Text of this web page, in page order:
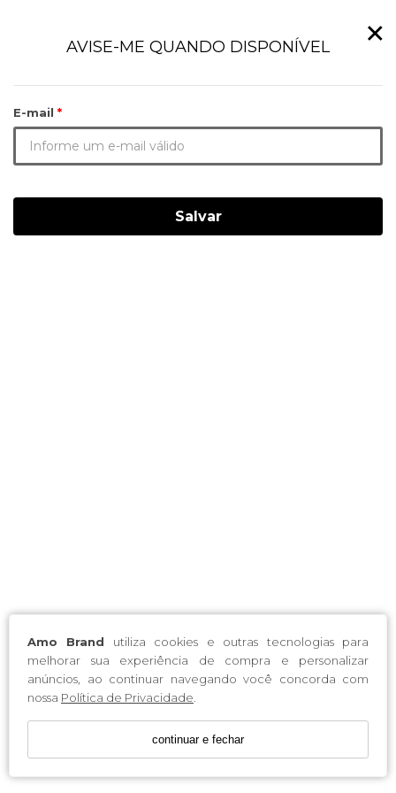
Amo Brand utiliza cookies e outras tecnologias para
melhorar sua experiência de compra e personalizar
anúncios, ao continuar navegando você concorda com
nossa Política de Privacidade
continuar e fechar
×
AVISE-ME QUANDO DISPONÍVEL
E-mail
Salvar